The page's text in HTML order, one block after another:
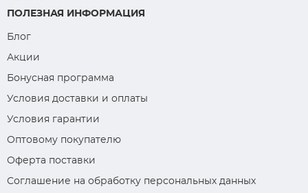
ПОЛЕЗНАЯ ИНФОРМАЦИЯ
Блог
Акции
Бонусная программа
Условия доставки и оплаты
Условия гарантии
Оптовому покупателю
Оферта поставки
Соглашение на обработку персональных данных